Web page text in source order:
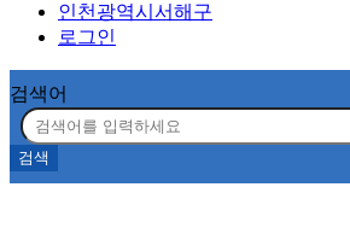
인천광역시서해구
로그인
검색어